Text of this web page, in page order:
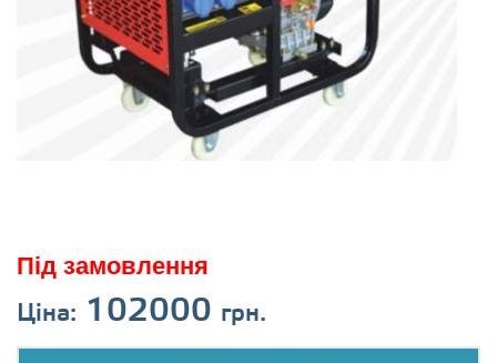
Під замовлення
Ціна: 102000 грн.